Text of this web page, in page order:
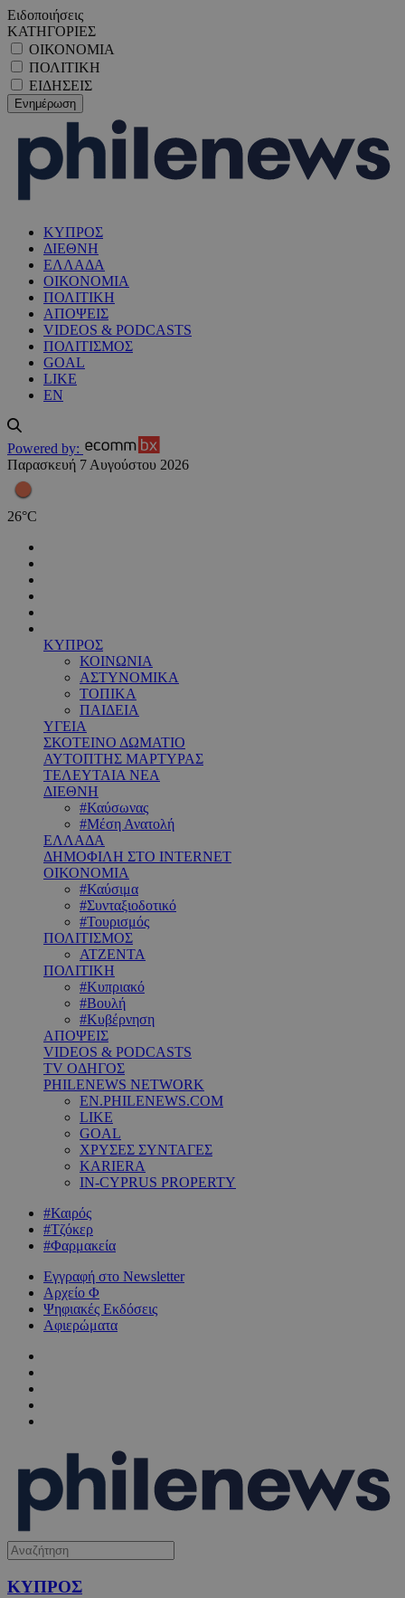
Ειδοποιήσεις
ΚΑΤΗΓΟΡΙΕΣ
ΟΙΚΟΝΟΜΙΑ
ΠΟΛΙΤΙΚΗ
ΕΙΔΗΣΕΙΣ
ΚΥΠΡΟΣ
ΔΙΕΘΝΗ
ΕΛΛΑΔΑ
ΟΙΚΟΝΟΜΙΑ
ΠΟΛΙΤΙΚΗ
ΑΠΟΨΕΙΣ
VIDEOS & PODCASTS
ΠΟΛΙΤΙΣΜΟΣ
GOAL
LIKE
EN
Powered by:
Παρασκευή 7 Αυγούστου 2026
26°C
ΚΥΠΡΟΣ
ΚΟΙΝΩΝΙΑ
ΑΣΤΥΝΟΜΙΚΑ
ΤΟΠΙΚΑ
ΠΑΙΔΕΙΑ
ΥΓΕΙΑ
ΣΚΟΤΕΙΝΟ ΔΩΜΑΤΙΟ
ΑΥΤΟΠΤΗΣ ΜΑΡΤΥΡΑΣ
ΤΕΛΕΥΤΑΙΑ ΝΕΑ
ΔΙΕΘΝΗ
#Καύσωνας
#Μέση Ανατολή
ΕΛΛΑΔΑ
ΔΗΜΟΦΙΛΗ ΣΤΟ INTERNET
ΟΙΚΟΝΟΜΙΑ
#Καύσιμα
#Συνταξιοδοτικό
#Τουρισμός
ΠΟΛΙΤΙΣΜΟΣ
ΑΤΖΕΝΤΑ
ΠΟΛΙΤΙΚΗ
#Κυπριακό
#Βουλή
#Κυβέρνηση
ΑΠΟΨΕΙΣ
VIDEOS & PODCASTS
TV ΟΔΗΓΟΣ
PHILENEWS NETWORK
EN.PHILENEWS.COM
LIKE
GOAL
ΧΡΥΣΕΣ ΣΥΝΤΑΓΕΣ
KARIERA
IN-CYPRUS PROPERTY
#Καιρός
#Τζόκερ
#Φαρμακεία
Εγγραφή στο Newsletter
Αρχείο Φ
Ψηφιακές Εκδόσεις
Αφιερώματα
ΚΥΠΡΟΣ